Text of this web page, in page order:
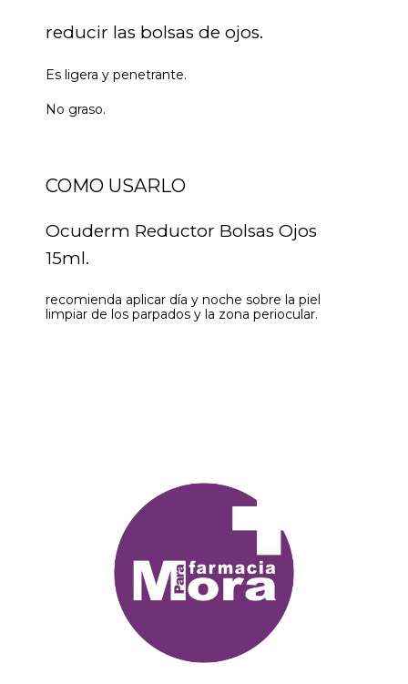
reducir las bolsas de ojos.
Es ligera y penetrante.
No graso.
COMO USARLO
Ocuderm Reductor Bolsas Ojos
15ml.
recomienda aplicar día y noche sobre la piel
limpiar de los parpados y la zona periocular.